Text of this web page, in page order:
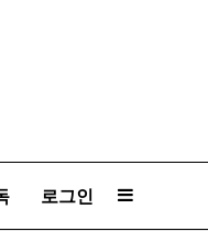
로그인 Sidebar